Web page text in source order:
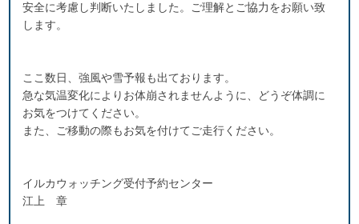
安全に考慮し判断いたしました。ご理解とご協力をお願い致
します。
ここ数日、強風や雪予報も出ております。
急な気温変化によりお体崩されませんように、どうぞ体調に
お気をつけてください。
また、ご移動の際もお気を付けてご走行ください。
イルカウォッチング受付予約センター
江上 章